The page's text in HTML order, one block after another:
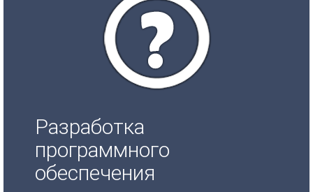
Разработка
программного
обеспечения